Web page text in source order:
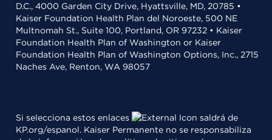
D.C., 4000 Garden City Drive, Hyattsville, MD, 20785 •
Kaiser Foundation Health Plan del Noroeste, 500 NE
Multnomah St., Suite 100, Portland, OR 97232 • Kaiser
Foundation Health Plan of Washington or Kaiser
Foundation Health Plan of Washington Options, Inc., 2715
Naches Ave, Renton, WA 98057
Si selecciona estos enlaces
saldrá de
KP.org/espanol. Kaiser Permanente no se responsabiliza